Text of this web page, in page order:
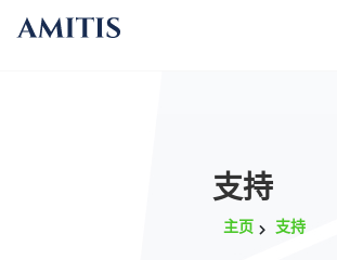
支持
主页 支持